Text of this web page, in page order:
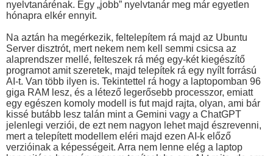
nyelvtanárénak. Egy „jobb” nyelvtanár meg már egyetlen
hónapra elkér ennyit.
Na aztán ha megérkezik, feltelepítem rá majd az Ubuntu
Server disztrót, mert nekem nem kell semmi csicsa az
alaprendszer mellé, felteszek rá még egy-két kiegészítő
programot amit szeretek, majd telepítek rá egy nyílt forrású
AI-t. Van több ilyen is. Tekintettel rá hogy a laptopomban 96
giga RAM lesz, és a létező legerősebb processzor, emiatt
egy egészen komoly modell is fut majd rajta, olyan, ami bár
kissé butább lesz talán mint a Gemini vagy a ChatGPT
jelenlegi verziói, de ezt nem nagyon lehet majd észrevenni,
mert a telepített modellem eléri majd ezen AI-k előző
verzióinak a képességeit. Arra nem lenne elég a laptop